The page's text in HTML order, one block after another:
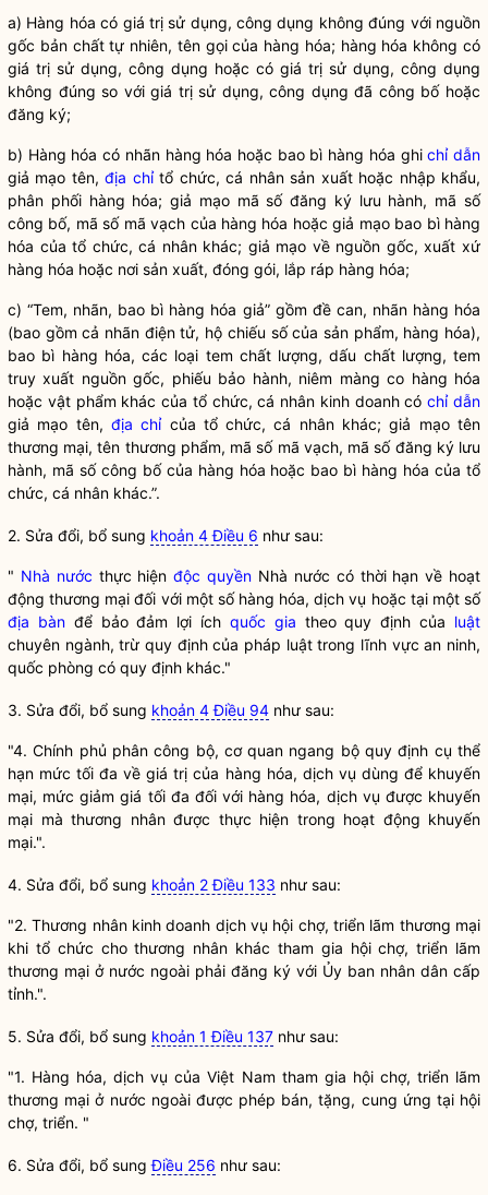
a) Hàng hóa có giá trị sử dụng, công dụng không đúng với nguồn
gốc bản chất tự nhiên, tên gọi của hàng hóa; hàng hóa không có
giá trị sử dụng, công dụng hoặc có giá trị sử dụng, công dụng
không đúng so với giá trị sử dụng, công dụng đã công bố hoặc
đăng ký;
b) Hàng hóa có nhãn hàng hóa hoặc bao bì hàng hóa ghichỉ dẫn
giả mạo tên,địa chỉtổ chức, cá nhân sản xuất hoặc nhập khẩu,
phân phối hàng hóa; giả mạo mã số đăng ký lưu hành, mã số
công bố, mã số mã vạch của hàng hóa hoặc giả mạo bao bì hàng
hóa của tổ chức, cá nhân khác; giả mạo về nguồn gốc, xuất xứ
hàng hóa hoặc nơi sản xuất, đóng gói, lắp ráp hàng hóa;
c) “Tem, nhãn, bao bì hàng hóa giả” gồm đề can, nhãn hàng hóa
(bao gồm cả nhãn điện tử, hộ chiếu số của sản phẩm, hàng hóa),
bao bì hàng hóa, các loại tem chất lượng, dấu chất lượng, tem
truy xuất nguồn gốc, phiếu bảo hành, niêm màng co hàng hóa
hoặc vật phẩm khác của tổ chức, cá nhân kinh doanh cóchỉ dẫn
giả mạo tên, địa chỉcủa tổ chức, cá nhân khác; giả mạo tên
thương mại, tên thương phẩm, mã số mã vạch, mã số đăng ký lưu
hành, mã số công bố của hàng hóa hoặc bao bì hàng hóa của tổ
chức, cá nhân khác.”.
2. Sửa đổi, bổ sung khoản 4 Điều 6 như sau:
" Nhà nước thực hiệnđộc quyền Nhà nước có thời hạn về hoạt
động thương mại đối với một số hàng hóa, dịch vụ hoặc tại một số
địa bànđể bảo đảm lợi ích quốc gia theo quy định của luật
chuyên ngành, trừ quy định của pháp luậttrong lĩnh vực an ninh,
quốc phòng có quy định khác."
3. Sửa đổi, bổ sung khoản 4 Điều 94 như sau:
"4. Chính phủ phân công bộ, cơ quan ngang bộ quy định cụ thể
hạn mức tối đa về giá trị của hàng hóa, dịch vụ dùng để khuyến
mại, mức giảm giá tối đa đối với hàng hóa, dịch vụ được khuyến
mại mà thương nhân được thực hiện trong hoạt động khuyến
mại.".
4. Sửa đổi, bổ sung khoản 2 Điều 133 như sau:
"2. Thương nhân kinh doanh dịch vụ hội chợ, triển lãm thương mại
khi tổ chức cho thương nhân khác tham gia hội chợ, triển lãm
thương mại ở nước ngoài phải đăng ký với Ủy ban nhân dân cấp
tỉnh.".
5. Sửa đổi, bổ sung khoản 1 Điều 137 như sau:
"1. Hàng hóa, dịch vụ của Việt Nam tham gia hội chợ, triển lãm
thương mại ở nước ngoài được phép bán, tặng, cung ứng tại hội
chợ, triển. "
6. Sửa đổi, bổ sungĐiều 256 như sau: